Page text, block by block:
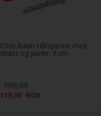
Chris Rubin Hårspenne med
strass og perler, 6 cm
119,00 NOK